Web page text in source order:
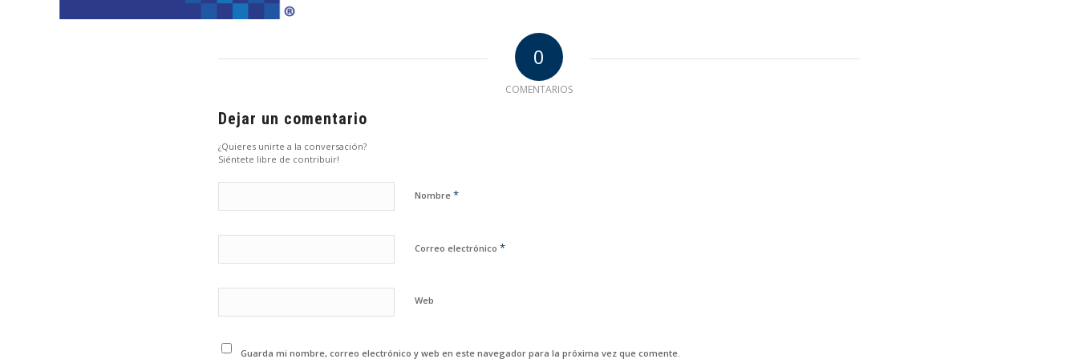
0
COMENTARIOS
Dejar un comentario
¿Quieres unirte a la conversación?
Siéntete libre de contribuir!
Nombre *
Correo electrónico *
Web
Guarda mi nombre, correo electrónico y web en este navegador para la próxima vez que comente.